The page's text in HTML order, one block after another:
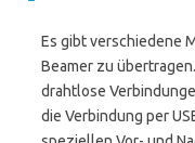
Es gibt verschiedene
Beamer zu
drahtlose
die Verbindung per